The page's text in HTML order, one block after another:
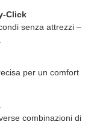
Click
senza attrezzi –
per un comfort
combinazioni di